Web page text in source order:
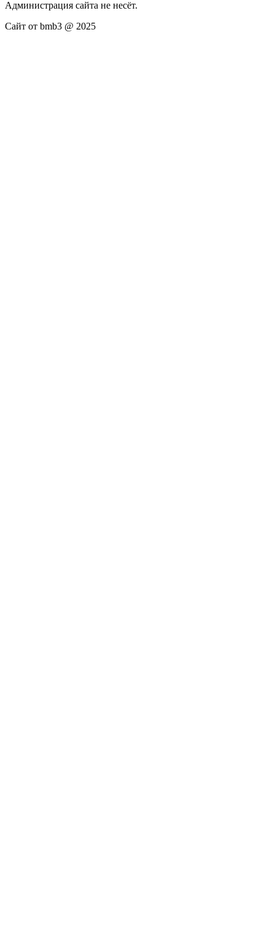
Администрация сайта не несёт.
Сайт от bmb3 @ 2025